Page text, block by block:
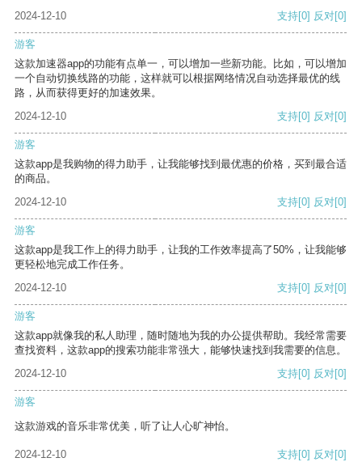
2024-12-10 支持[0] 反对[0]
游客
这款加速器app的功能有点单一，可以增加一些新功能。比如，可以增加
一个自动切换线路的功能，这样就可以根据网络情况自动选择最优的线
路，从而获得更好的加速效果。
2024-12-10
支持[0] 反对[0]
游客
这款app是我购物的得力助手，让我能够找到最优惠的价格，买到最合适
的商品。
2024-12-10
支持[0] 反对[0]
游客
这款app是我工作上的得力助手，让我的工作效率提高了50%，让我能够
更轻松地完成工作任务。
2024-12-10
支持[0] 反对[0]
游客
这款app就像我的私人助理，随时随地为我的办公提供帮助。我经常需要
查找资料，这款app的搜索功能非常强大，能够快速找到我需要的信息。
2024-12-10
支持[0] 反对[0]
游客
这款游戏的音乐非常优美，听了让人心旷神怡。
2024-12-10 支持[0] 反对[0]